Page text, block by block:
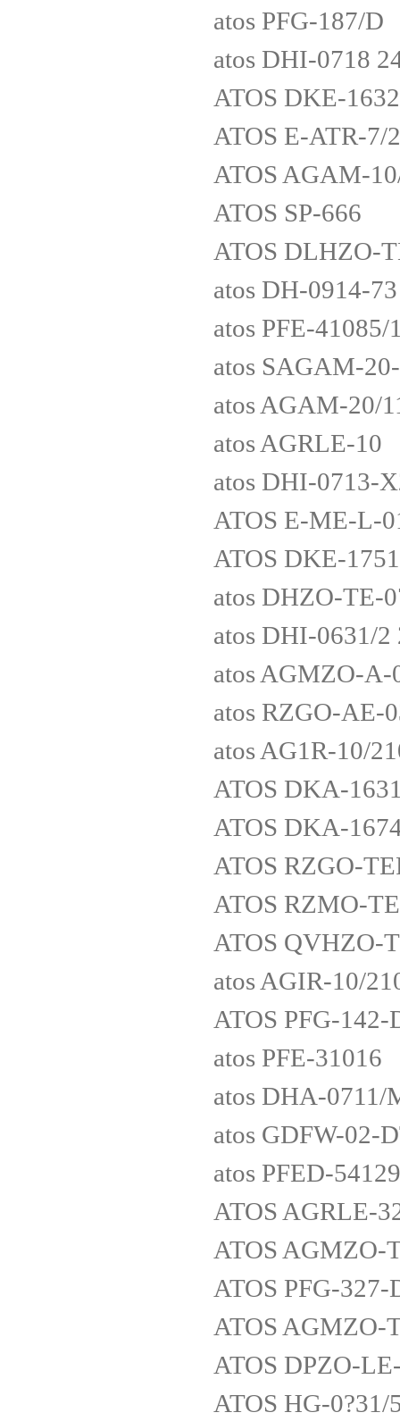
atos PFG-187/D
atos DHI-0718
ATOS DKE-
ATOS E-ATR-7/
ATOS AGAM-
ATOS SP-666
ATOS DLHZO-
atos DH-0914-73
atos PFE-
atos SAGAM-
atos AGAM-20/
atos AGRLE-10
atos DHI-0713-
ATOS E-ME-L-
ATOS DKE-
atos DHZO-TE-
atos DHI-0631/2
atos AGMZO-A-
atos RZGO-AE-
atos AG1R-10/
ATOS DKA-
ATOS DKA-
ATOS RZGO-
ATOS RZMO-
ATOS QVHZO-
atos AGIR-10/
ATOS PFG-
atos PFE-31016
atos DHA-
atos GDFW-02-
atos PFED-
ATOS AGRLE-
ATOS AGMZO-
ATOS PFG-327-
ATOS AGMZO-
ATOS DPZO-
ATOS HG-0?31/